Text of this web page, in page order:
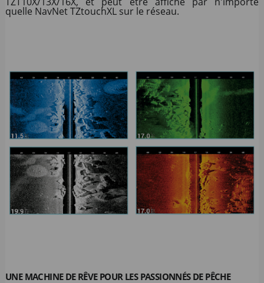
quelle NavNet TZtouchXL sur le réseau.
UNE MACHINE DE RÊVE POUR LES PASSIONNÉS DE PÊCHE